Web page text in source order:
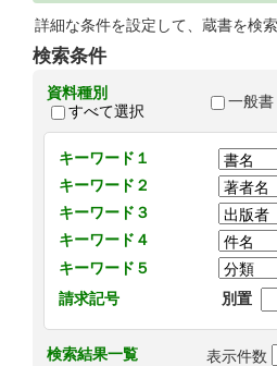
詳細な条件を設定して、蔵書を検
検索条件
資料種別
すべて選択
一般書
キーワード１
キーワード２
キーワード３
キーワード４
キーワード５
請求記号
別置
検索結果一覧 表示件数